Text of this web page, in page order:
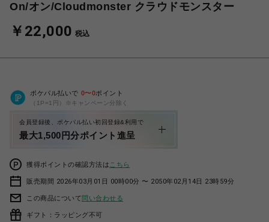
On/オン/Cloudmonster クラウドモンスター
￥22,000 税込
ポケパル払いで 0〜0ポイント
（1P=1円）※キャンペーン分除く
会員登録後、ポケパル払い初回登録&利用で
最大1,500円分ポイント進呈
獲得ポイントの確認方法は こちら
販売期間 2026年03月01日 00時00分 〜 2050年02月14日 23時59分
この商品について問い合わせる
ギフト：ラッピング不可